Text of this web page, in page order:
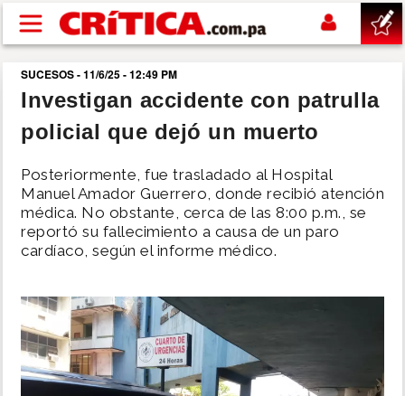
Pasar al contenido principal
buscar
SUCESOS
NACIONAL
POLÍTICA
DEPORTES
MUNDO
SUCESOS - 11/6/25 - 12:49 PM
Investigan accidente con patrulla
policial que dejó un muerto
Posteriormente, fue trasladado al Hospital
Manuel Amador Guerrero, donde recibió atención
médica. No obstante, cerca de las 8:00 p.m., se
reportó su fallecimiento a causa de un paro
cardíaco, según el informe médico.